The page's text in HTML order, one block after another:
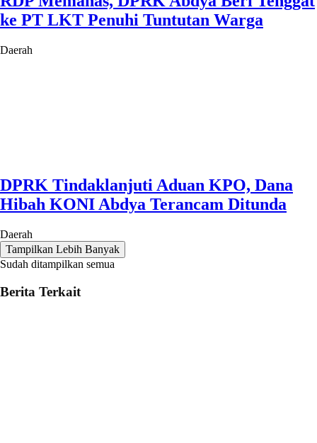
ke PT LKT Penuhi Tuntutan Warga
Daerah
DPRK Tindaklanjuti Aduan KPO, Dana
Hibah KONI Abdya Terancam Ditunda
Daerah
Tampilkan Lebih Banyak
Sudah ditampilkan semua
Berita Terkait